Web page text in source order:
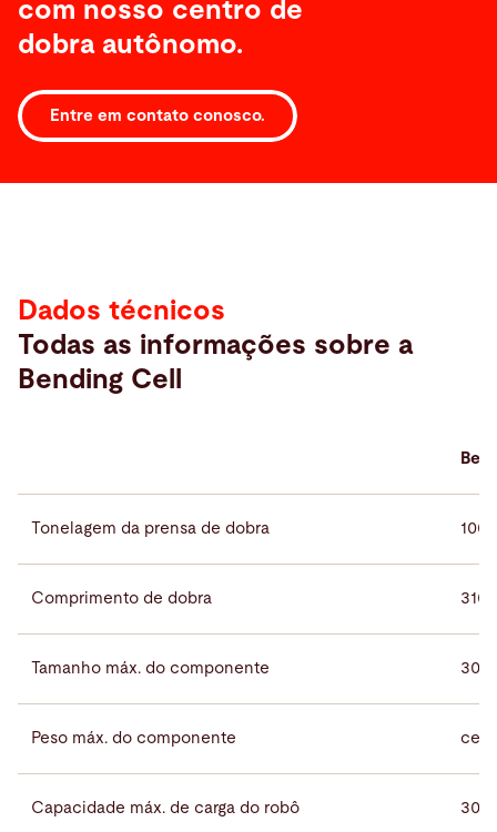
com nosso centro de
dobra autônomo.
Entre em contato conosco.
Dados técnicos
Todas as informações sobre a
Bending Cell
Tonelagem da prensa de dobra 100,
Comprimento de dobra
Tamanho máx. do componente
Peso máx. do componente
Capacidade máx. de carga do robô 300